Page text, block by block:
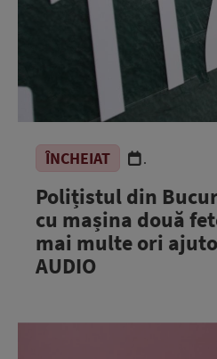
ÎNCHEIAT .
Polițistul din
cu mașina două
mai multe ori
AUDIO